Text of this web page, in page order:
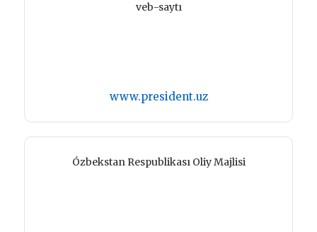
veb-saytı
www.president.uz
Ózbekstan Respublikası Oliy Majlisi